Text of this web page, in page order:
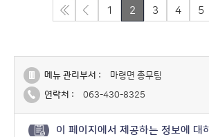
1 2 3 4 5
메뉴 관리부서 :
마령면 총무팀
연락처 :
063-430-8325
이 페이지에서 제공하는 정보에 대